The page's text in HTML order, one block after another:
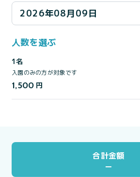
2026年08月09日
人数を選ぶ
1名
入園のみの方が対象です
1,500 円
合計金額